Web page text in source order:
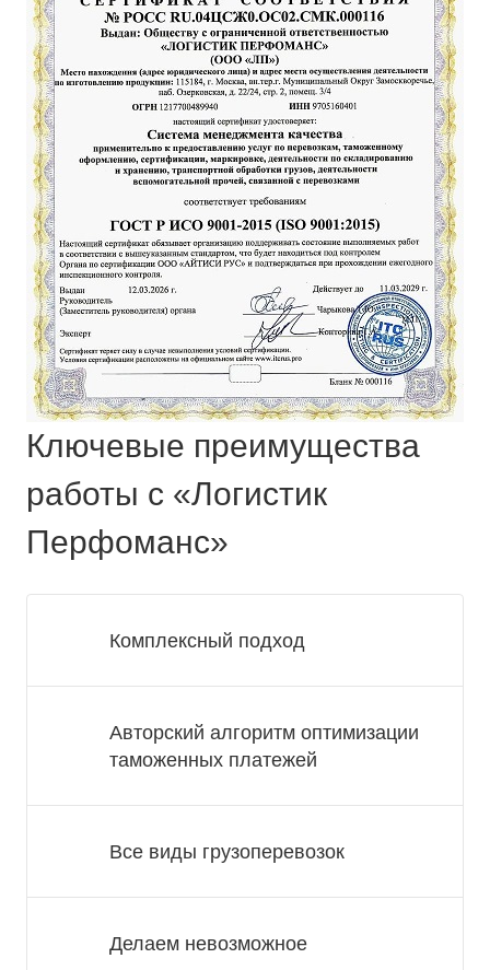
Ключевые преимущества
работы с «Логистик
Перфоманс»
Комплексный подход
Авторский алгоритм оптимизации
таможенных платежей
Все виды грузоперевозок
Делаем невозможное